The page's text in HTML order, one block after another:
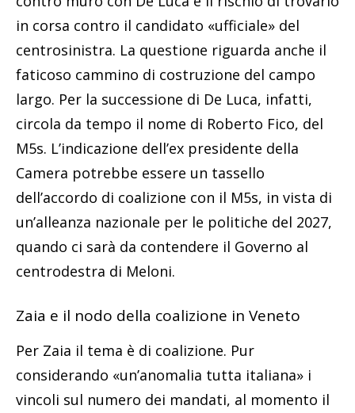
in corsa contro il candidato «ufficiale» del
centrosinistra. La questione riguarda anche il
faticoso cammino di costruzione del campo
largo. Per la successione di De Luca, infatti,
circola da tempo il nome di Roberto Fico, del
M5s. L’indicazione dell’ex presidente della
Camera potrebbe essere un tassello
dell’accordo di coalizione con il M5s, in vista di
un’alleanza nazionale per le politiche del 2027,
quando ci sarà da contendere il Governo al
centrodestra di Meloni.
Zaia e il nodo della coalizione in Veneto
Per Zaia il tema è di coalizione. Pur
considerando «un’anomalia tutta italiana» i
vincoli sul numero dei mandati, al momento il